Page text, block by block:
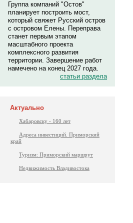
Группа компаний "Остов"
планирует построить мост,
который свяжет Русский остров
с островом Елены. Переправа
станет первым этапом
масштабного проекта
комплексного развития
территории. Завершение работ
намечено на конец 2027 года.
статьи раздела
Актуально
Хабаровску - 160 лет
Адреса инвестиций. Приморский
край
Туризм: Приморский маршрут
Недвижимость Владивостока